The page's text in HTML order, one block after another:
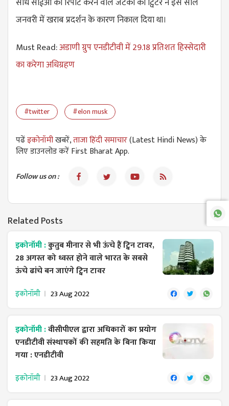
जनवरी में खराब प्रदर्शन के कारण निकाल दिया था।
Must Read:अडाणी ग्रुप एनडीटीवी में 29.18 प्रतिशत हिस्सेदारी
का करेगा अधिग्रहण
#twitter #elon musk
पढेंइकोनॉमीखबरें,ताजा हिंदी समाचार(Latest Hindi News) के
लिए डाउनलोड करें First Bharat App.
Follow us on :
Related Posts
इकोनॉमी :कुतुब मीनार से भी ऊंचे हैं ट्विन टावर,
28 अगस्त को ध्वस्त होने वाले भारत के सबसे
ऊंचे ढांचे बन जाएंगे ट्विन टावर
इकोनॉमी 23 Aug 2022
इकोनॉमी :वीसीपीएल द्वारा अधिकारों का प्रयोग
एनडीटीवी संस्थापकों की सहमति के बिना किया
गया : एनडीटीवी
इकोनॉमी 23 Aug 2022